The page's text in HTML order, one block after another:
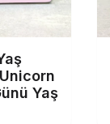
Yaş